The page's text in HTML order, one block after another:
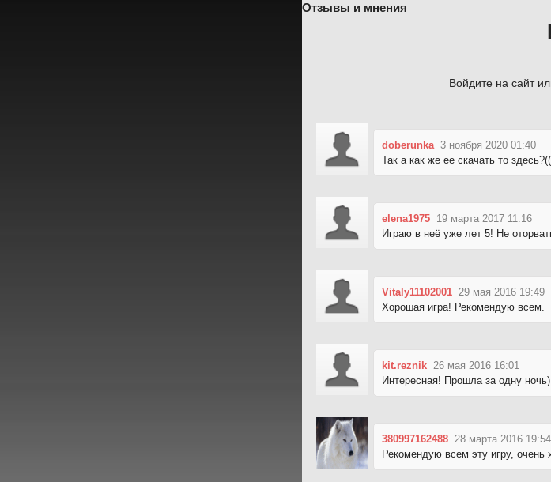
Отзывы и мнения
Войдите на сайт
doberunka 3 ноября 2020 01:40
Так а как же ее скачать то здесь?((
elena1975 19 марта 2017 11:16
Играю в неё уже лет 5! Не
Vitaly11102001 29 мая 2016 19:49
Хорошая игра! Рекомендую всем.
kit.reznik 26 мая 2016 16:01
Интересная! Прошла за одну ночь)
380997162488 28 марта 2016 19:54
Рекомендую всем эту игру, очень